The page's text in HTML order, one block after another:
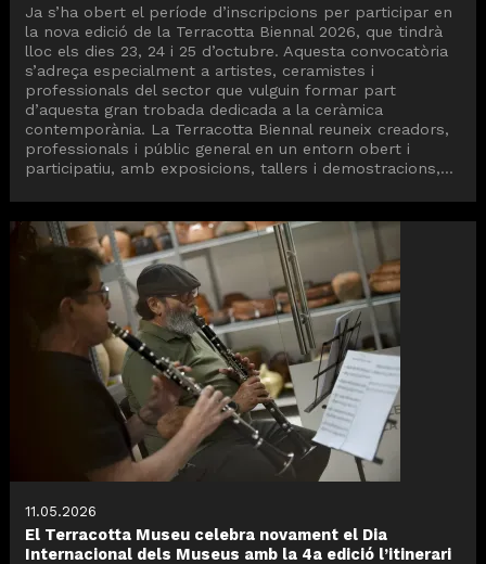
Ja s’ha obert el període d’inscripcions per participar en
la nova edició de la Terracotta Biennal 2026, que tindrà
lloc els dies 23, 24 i 25 d’octubre. Aquesta convocatòria
s’adreça especialment a artistes, ceramistes i
professionals del sector que vulguin formar part
d’aquesta gran trobada dedicada a la ceràmica
contemporània. La Terracotta Biennal reuneix creadors,
professionals i públic general en un entorn obert i
participatiu, amb exposicions, tallers i demostracions,...
11.05.2026
El Terracotta Museu celebra novament el Dia
Internacional dels Museus amb la 4a edició l’itinerari